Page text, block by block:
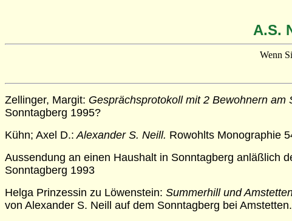
A.S.
Wenn
Zellinger, Margit: Gesprächsprotokoll mit 2 Bewohnern am
Sonntagberg 1995?
Kühn; Axel D.: Alexander S. Neill. Rowohlts Monographie
Aussendung an einen Haushalt in Sonntagberg anläßlich
Sonntagberg 1993
Helga Prinzessin zu Löwenstein: Summerhill und
von Alexander S. Neill auf dem Sonntagberg bei Amstetten.